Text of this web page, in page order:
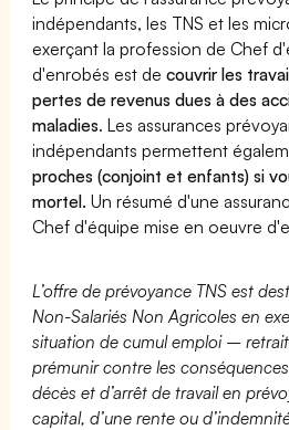
indépendants, les TNS et les
exerçant la profession de Chef
d'enrobés est decouvrir les
pertes de revenus dues à des
maladies. Les assurances
indépendants permettent
proches (conjoint et enfants) si
mortel. Un résumé d'une
Chef d'équipe mise en oeuvre
L’offre de prévoyance TNS est
Non-Salariés Non Agricoles en
situation de cumul emploi –
prémunir contre les
décès et d’arrêt de travail en
capital, d’une rente ou